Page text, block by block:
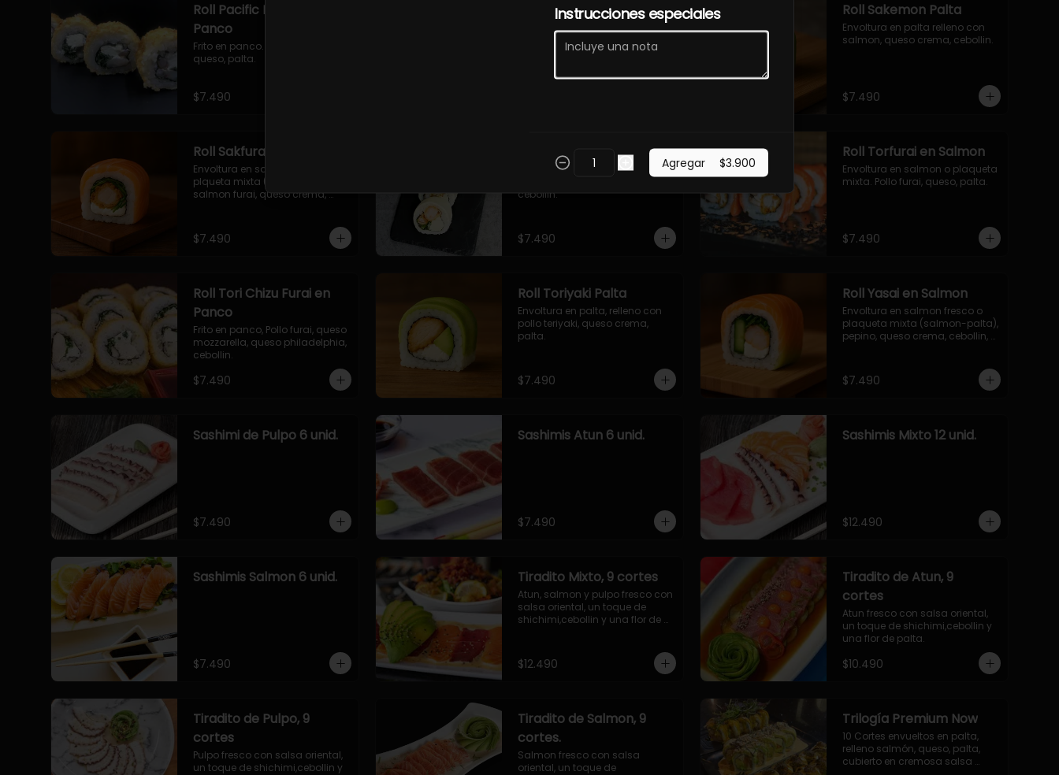
Roll Pacific Furai en
Panco
Frito en panco. Camaron furai,
queso, palta.
$7.490
Roll Sakasai en Queso
Envoltura en queso crema,
relleno de salmón, pepino, palta.
Roll Sakemon Palta
Envoltura en palta relleno con
salmon, queso crema, cebollin.
$7.490
Roll Sakfurai en Salmon
Envoltura en salmon fresco o
plqueta mixta (salmon-palta),
salmon furai, queso crema,
$7.490
Roll Torfurai en Queso
Envoltura en queso
philadelphia. Pollo furai, palta,
cebollin.
$7.490
Roll Torfurai en Salmon
Envoltura en salmon o plaqueta
mixta. Pollo furai, queso, palta.
$7.490
Roll Tori Chizu Furai en
Panco
Frito en panco, Pollo furai, queso
mozzarella, queso philadelphia,
cebollin.
$7.490
Roll Toriyaki Palta
Envoltura en palta, relleno con
pollo teriyaki, queso crema,
palta.
$7.490
Roll Yasai en Salmon
Envoltura en salmon fresco o
plaqueta mixta (salmon-palta),
pepino, queso crema, cebollin,
$7.490
Sashimi de Pulpo 6 unid.
$7.490
Sashimis Atun 6 unid.
$7.490
Sashimis Mixto 12 unid.
$12.490
Sashimis Salmon 6 unid.
$7.490
Tiradito Mixto, 9 cortes
Atun, salmon y pulpo fresco con
salsa oriental, un toque de
shichimi,cebollin y una flor de
$12.490
Tiradito de Atun, 9
cortes
Atun fresco con salsa oriental,
un toque de shichimi,cebollin y
una flor de palta.
$10.490
Tiradito de Pulpo, 9
cortes
Pulpo fresco con salsa oriental,
un toque de shichimi,cebollin y
Tiradito de Salmon, 9
cortes.
Salmon fresco con salsa
oriental, un toque de
Trilogía Premium Now
10 Cortes envueltos en palta,
relleno salmón, queso, palta,
cubierto en cremosa salsa
Instrucciones especiales
Agregar $3.900